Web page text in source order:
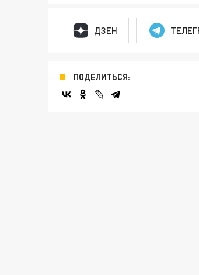
ДЗЕН
ПОДЕЛИТЬСЯ: